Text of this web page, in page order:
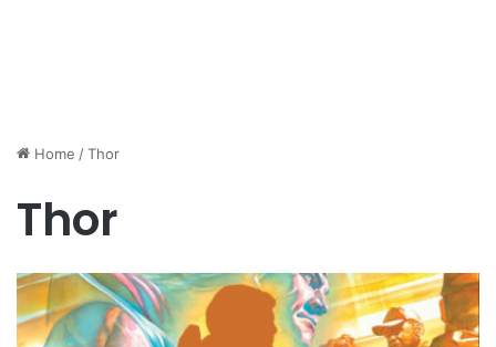
Home /Thor
Thor